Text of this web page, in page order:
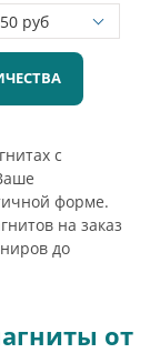
с
форме.
на заказ
до
от